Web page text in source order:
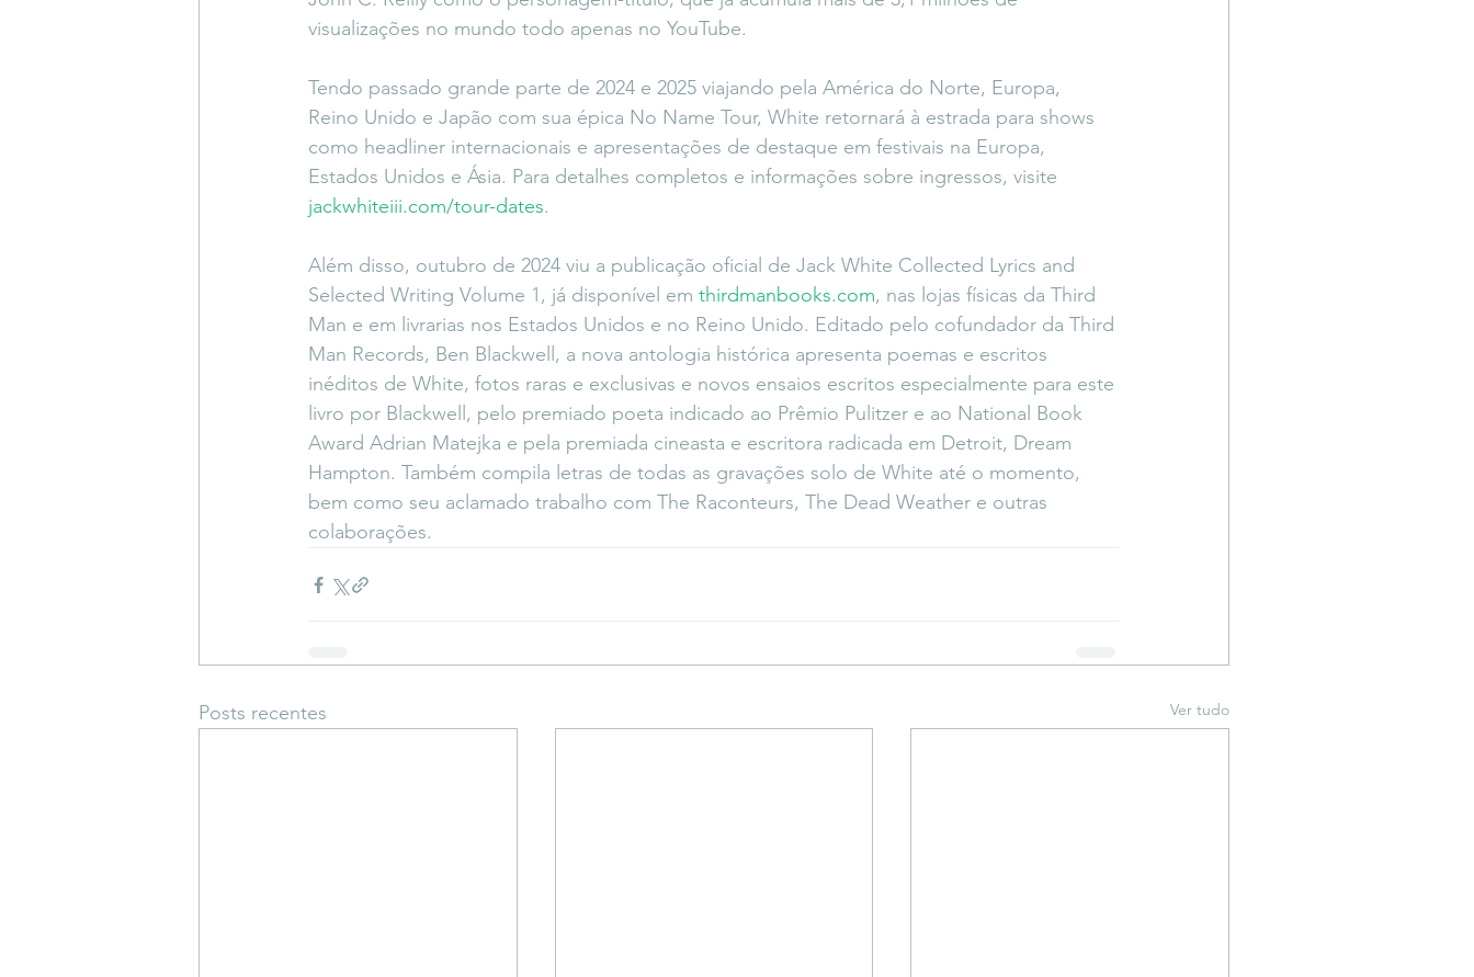
visualizações no mundo todo apenas no YouTube.
Tendo passado grande parte de 2024 e 2025 viajando pela América do Norte, Europa,
Reino Unido e Japão com sua épica No Name Tour, White retornará à estrada para shows
como headliner internacionais e apresentações de destaque em festivais na Europa,
Estados Unidos e Ásia. Para detalhes completos e informações sobre ingressos, visite
jackwhiteiii.com/tour-dates.
Além disso, outubro de 2024 viu a publicação oficial de Jack White Collected Lyrics and
Selected Writing Volume 1, já disponível em thirdmanbooks.com, nas lojas físicas da Third
Man e em livrarias nos Estados Unidos e no Reino Unido. Editado pelo cofundador da Third
Man Records, Ben Blackwell, a nova antologia histórica apresenta poemas e escritos
inéditos de White, fotos raras e exclusivas e novos ensaios escritos especialmente para este
livro por Blackwell, pelo premiado poeta indicado ao Prêmio Pulitzer e ao National Book
Award Adrian Matejka e pela premiada cineasta e escritora radicada em Detroit, Dream
Hampton. Também compila letras de todas as gravações solo de White até o momento,
bem como seu aclamado trabalho com The Raconteurs, The Dead Weather e outras
colaborações.
Posts recentes Ver tudo